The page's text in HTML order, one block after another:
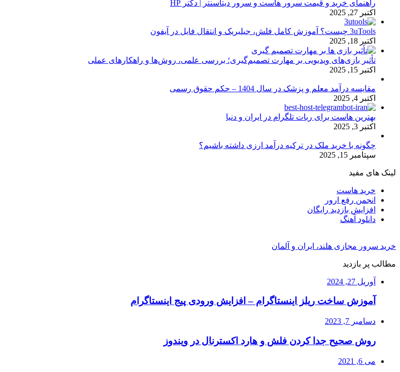
راهنمای خرید و قیمت سرور هاست و سرور دیتاسنتر | دکتر HP
اکتبر 27, 2025
3uTools چیست؟ آموزش کامل فلش، جیلبریک و انتقال فایل در آیفون
اکتبر 18, 2025
تأثیر بازی‌های ویدیویی بر مهارت تصمیم‌گیری؛ بررسی علمی، روش‌ها و راهکارهای عملی
اکتبر 15, 2025
مقایسه درآمد معلم و پزشک در سال 1404 – حکم حقوق رسمی
اکتبر 4, 2025
بهترین هاست برای ربات تلگرام در ایران و دنیا
اکتبر 3, 2025
چگونه با خرید ملک در ترکیه درآمد ارزی داشته باشیم؟
سپتامبر 15, 2025
لینک های مفید
خرید هاست
انجمن رفع ارور
افزایش بازدید رایگان
دانلود آهنگ
خرید سرور مجازی هلند، ایران و آلمان
مطالب پر بازدید
آوریل 27, 2024
آموزش ساخت ریلز اینستاگرام – افزایش ورودی پیج اینستاگرام
دسامبر 7, 2023
روش صحیح جدا کردن فلش و هارد اکسترنال در ویندوز
می 6, 2021